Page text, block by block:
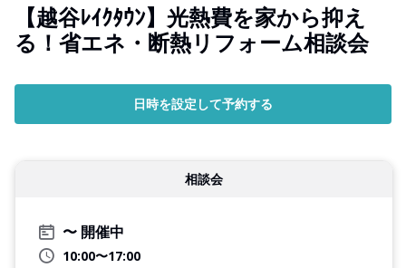
【越谷ﾚｲｸﾀｳﾝ】光熱費を家から抑え
る！省エネ・断熱リフォーム相談会
日時を設定して予約する
相談会
開催中
10:00〜17:00